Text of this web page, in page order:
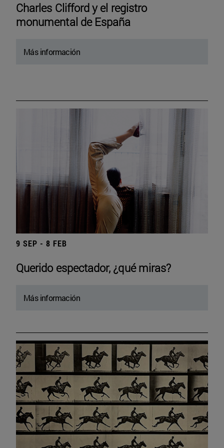
Charles Clifford y el registro
monumental de España
Más información
9 SEP - 8 FEB
Querido espectador, ¿qué miras?
Más información